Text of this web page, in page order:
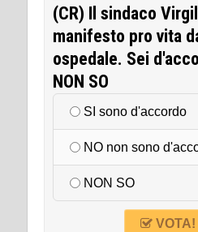
(CR) Il sindaco
manifesto pro vita
ospedale. Sei
NON SO
SI sono d'accordo
NO non sono
NON SO
VOTA!